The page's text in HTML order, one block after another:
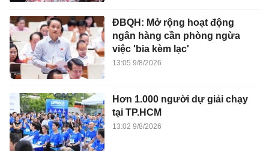
ĐBQH: Mở rộng hoạt động
ngân hàng cần phòng ngừa
việc 'bia kèm lạc'
13:05 9/8/2026
Hơn 1.000 người dự giải chạy
tại TP.HCM
13:02 9/8/2026